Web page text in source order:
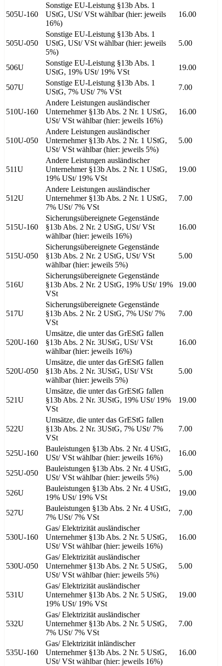
505U-160
Sonstige EU-Leistung §13b Abs. 1
UStG, USt/ VSt wählbar (hier: jeweils
16%)
16.00
505U-050
Sonstige EU-Leistung §13b Abs. 1
UStG, USt/ VSt wählbar (hier: jeweils
5%)
5.00
506U
Sonstige EU-Leistung §13b Abs. 1
UStG, 19% USt/ 19% VSt
19.00
507U
Sonstige EU-Leistung §13b Abs. 1
UStG, 7% USt/ 7% VSt
7.00
510U-160
Andere Leistungen ausländischer
Unternehmer §13b Abs. 2 Nr. 1 UStG,
USt/ VSt wählbar (hier: jeweils 16%)
16.00
510U-050
Andere Leistungen ausländischer
Unternehmer §13b Abs. 2 Nr. 1 UStG,
USt/ VSt wählbar (hier: jeweils 5%)
5.00
511U
Andere Leistungen ausländischer
Unternehmer §13b Abs. 2 Nr. 1 UStG,
19% USt/ 19% VSt
19.00
512U
Andere Leistungen ausländischer
Unternehmer §13b Abs. 2 Nr. 1 UStG,
7% USt/ 7% VSt
7.00
515U-160
Sicherungsübereignete Gegenstände
§13b Abs. 2 Nr. 2 UStG, USt/ VSt
wählbar (hier: jeweils 16%)
16.00
515U-050
Sicherungsübereignete Gegenstände
§13b Abs. 2 Nr. 2 UStG, USt/ VSt
wählbar (hier: jeweils 5%)
5.00
516U
Sicherungsübereignete Gegenstände
§13b Abs. 2 Nr. 2 UStG, 19% USt/ 19%
VSt
19.00
517U
Sicherungsübereignete Gegenstände
§13b Abs. 2 Nr. 2 UStG, 7% USt/ 7%
VSt
7.00
520U-160
Umsätze, die unter das GrEStG fallen
§13b Abs. 2 Nr. 3UStG, USt/ VSt
wählbar (hier: jeweils 16%)
16.00
520U-050
Umsätze, die unter das GrEStG fallen
§13b Abs. 2 Nr. 3UStG, USt/ VSt
wählbar (hier: jeweils 5%)
5.00
521U
Umsätze, die unter das GrEStG fallen
§13b Abs. 2 Nr. 3UStG, 19% USt/ 19%
VSt
19.00
522U
Umsätze, die unter das GrEStG fallen
§13b Abs. 2 Nr. 3UStG, 7% USt/ 7%
VSt
7.00
525U-160
Bauleistungen §13b Abs. 2 Nr. 4 UStG,
USt/ VSt wählbar (hier: jeweils 16%)
16.00
525U-050
Bauleistungen §13b Abs. 2 Nr. 4 UStG,
USt/ VSt wählbar (hier: jeweils 5%)
5.00
526U
Bauleistungen §13b Abs. 2 Nr. 4 UStG,
19% USt/ 19% VSt
19.00
527U
Bauleistungen §13b Abs. 2 Nr. 4 UStG,
7% USt/ 7% VSt
7.00
530U-160
Gas/ Elektrizität ausländischer
Unternehmer §13b Abs. 2 Nr. 5 UStG,
USt/ VSt wählbar (hier: jeweils 16%)
16.00
530U-050
Gas/ Elektrizität ausländischer
Unternehmer §13b Abs. 2 Nr. 5 UStG,
USt/ VSt wählbar (hier: jeweils 5%)
5.00
531U
Gas/ Elektrizität ausländischer
Unternehmer §13b Abs. 2 Nr. 5 UStG,
19% USt/ 19% VSt
19.00
532U
Gas/ Elektrizität ausländischer
Unternehmer §13b Abs. 2 Nr. 5 UStG,
7% USt/ 7% VSt
7.00
535U-160
Gas/ Elektrizität inländischer
Unternehmer §13b Abs. 2 Nr. 5 UStG,
USt/ VSt wählbar (hier: jeweils 16%)
16.00